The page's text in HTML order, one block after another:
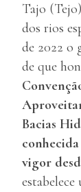
Tajo
dos rios
de 2022 o
de que
Bacias
vigor